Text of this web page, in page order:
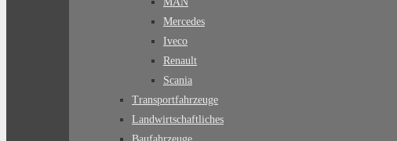
Mercedes
Iveco
Renault
Scania
Transportfahrzeuge
Landwirtschaftliches